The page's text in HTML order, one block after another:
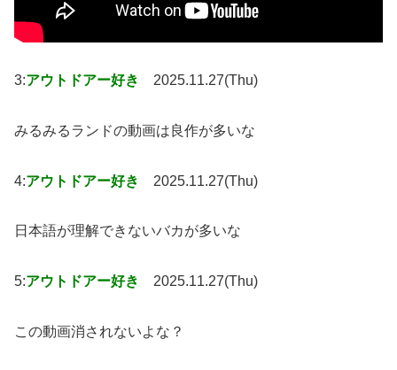
3:アウトドアー好き 2025.11.27(Thu)
みるみるランドの動画は良作が多いな
4:アウトドアー好き 2025.11.27(Thu)
日本語が理解できないバカが多いな
5:アウトドアー好き 2025.11.27(Thu)
この動画消されないよな？